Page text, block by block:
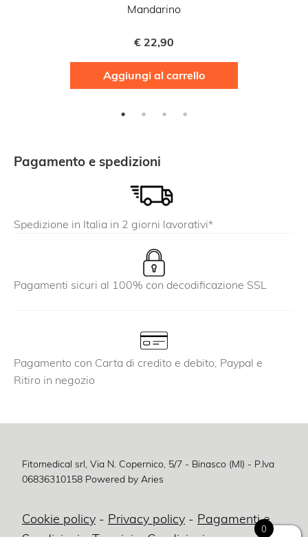
Mandarino
€ 22,90
Aggiungi al carrello
Pagamento e spedizioni
Spedizione in Italia in 2 giorni lavorativi*
Pagamenti sicuri al 100% con decodificazione SSL
Pagamento con Carta di credito e debito, Paypal e
Ritiro in negozio
Fitomedical srl, Via N. Copernico, 5/7 - Binasco (MI) - P.Iva
06836310158 Powered by Aries
Cookie policy - Privacy policy - Pagamenti e
0